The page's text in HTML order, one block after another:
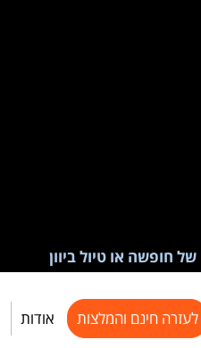
חופשה או טיול ביוון
לעזרה חינם והמלצות אודות